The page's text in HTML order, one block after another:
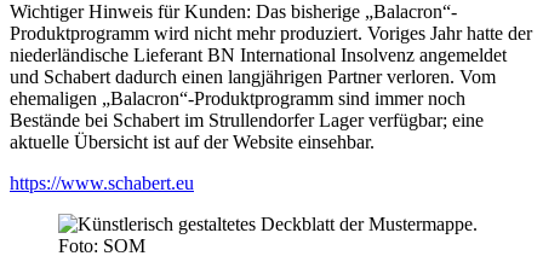
Wichtiger Hinweis für Kunden: Das bisherige „Balacron“-
Produktprogramm wird nicht mehr produziert. Voriges Jahr hatte der
niederländische Lieferant BN International Insolvenz angemeldet
und Schabert dadurch einen langjährigen Partner verloren. Vom
ehemaligen „Balacron“-Produktprogramm sind immer noch
Bestände bei Schabert im Strullendorfer Lager verfügbar; eine
aktuelle Übersicht ist auf der Website einsehbar.
https://www.schabert.eu